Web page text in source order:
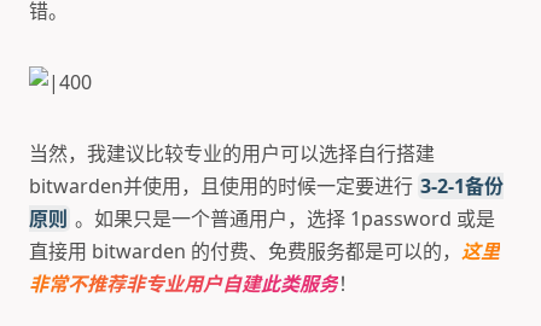
错。
当然，我建议比较专业的用户可以选择自行搭建
bitwarden并使用，且使用的时候一定要进行 3-2-1备份
原则 。如果只是一个普通用户，选择 1password 或是
直接用 bitwarden 的付费、免费服务都是可以的， 这里
非常不推荐非专业用户自建此类服务！